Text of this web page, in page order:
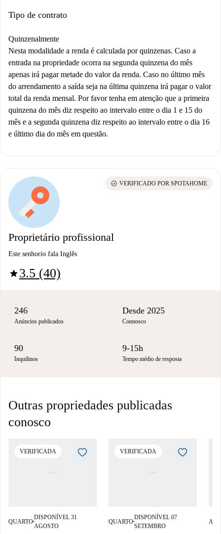
Tipo de contrato
Quinzenalmente
Nesta modalidade a renda é calculada por quinzenas. Caso a
entrada na propriedade ocorra na segunda quinzena do mês
apenas irá pagar metade do valor da renda. Caso no último mês
do arrendamento a saída seja na última quinzena irá pagar o valor
total da renda mensal. Por favor tenha em atenção que a primeira
quinzena do mês diz respeito ao intervalo entre o dia 1 e 15 do
mês e a segunda quinzena diz respeito ao intervalo entre o dia 16
e último dia do mês em questão.
Proprietário profissional
Este senhorio fala Inglês
star3.5 (40)
check_circle VERIFICADO POR SPOTAHOME
246
Anúncios publicados
Desde 2025
Connosco
90
Inquilinos
9-15h
Tempo médio de resposta
Outras propriedades publicadas
conosco
VERIFICADA
QUARTO■
DISPONÍVEL 31
AGOSTO
VERIFICADA
QUARTO■
DISPONÍVEL 07
SETEMBRO